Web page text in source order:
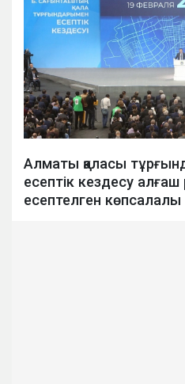
Алматы қаласы
есептік кездесу
есептелген көпсалалы